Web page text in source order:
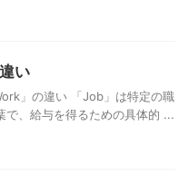
い
」の違い 「Job」は特定の職
で、給与を得るための具体的 ...